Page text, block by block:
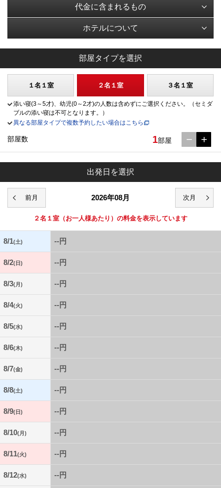
代金に含まれるもの
ホテルについて
部屋タイプを選択
１名１室 ２名１室 ３名１室
添い寝(3～5才)、幼児(0～2才)の人数は含めずにご選択ください。（セミダ
ブルの添い寝は不可となります。）
異なる部屋タイプで複数予約したい場合はこちら
部屋数 1部屋
出発日を選択
2026年08月
２名１室 （お一人様あたり）の料金を表示しています
8/1(土) --円
8/2(日) --円
8/3(月) --円
8/4(火) --円
8/5(水) --円
8/6(木) --円
8/7(金) --円
8/8(土) --円
8/9(日) --円
8/10(月) --円
8/11(火) --円
8/12(水) --円